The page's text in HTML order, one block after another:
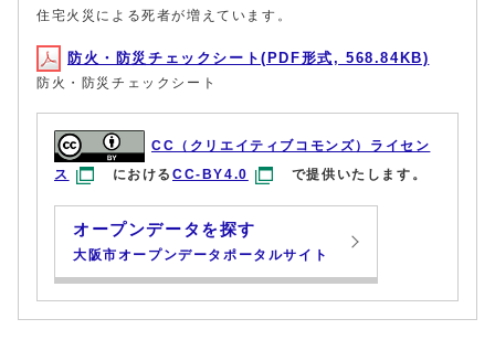
住宅火災による死者が増えています。
防火・防災チェックシート(PDF形式, 568.84KB)
防火・防災チェックシート
CC（クリエイティブコモンズ）ライセン
ス
におけるCC-BY4.0 で提供いたします。
オープンデータを探す
大阪市オープンデータポータルサイト